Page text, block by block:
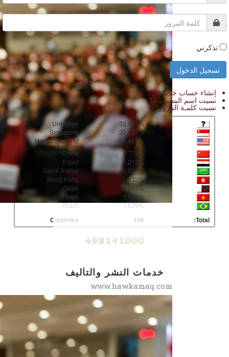
خدمات النشر والتأليف
www.hawkamaq.com
تذكرني
إنشاء حساب جديد
نسيت اسم المستخدم؟
نسيت كلمـة المرور؟
32.041%
Unknown
22.127%
Singapore
11.481%
United States of
America
8.772%
China
7.213%
Egypt
2.307%
Saudi Arabia
1.532%
Hong Kong
1.445%
Qatar
1.128%
Viet Nam
1.026%
Brazil
Total:
156
Countries